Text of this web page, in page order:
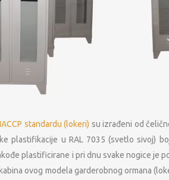
standardu (lokeri) su izrađeni od
plastifikacije u RAL 7035 (svetlo sivoj)
plastificirane i pri dnu svake nogice je
ovog modela garderobnog ormana